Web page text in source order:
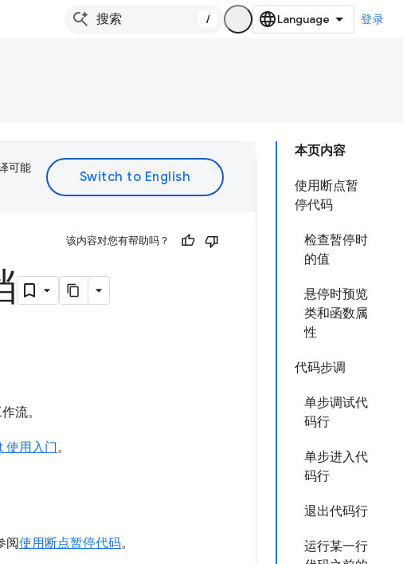
/ 登录
本页内容
使用断点暂
停代码
检查暂停时
的值
悬停时预览
类和函数属
性
代码步调
单步调试代
码行
单步进入代
码行
退出代码行
运行某一行
可能
该内容对您有帮助吗？
流。
使用入门。
阅使用断点暂停代码。